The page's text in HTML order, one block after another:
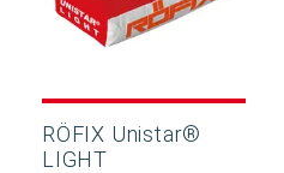
RÖFIX Unistar®
LIGHT